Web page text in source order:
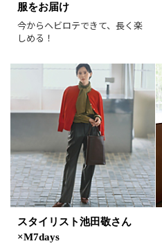
再入荷
画像小
30件
並び順 おすすめ順
新着順
価格が高い順
服をお届け
今からヘビロテできて、長く楽
しめる！
スタイリスト池田敬さん
×M7days